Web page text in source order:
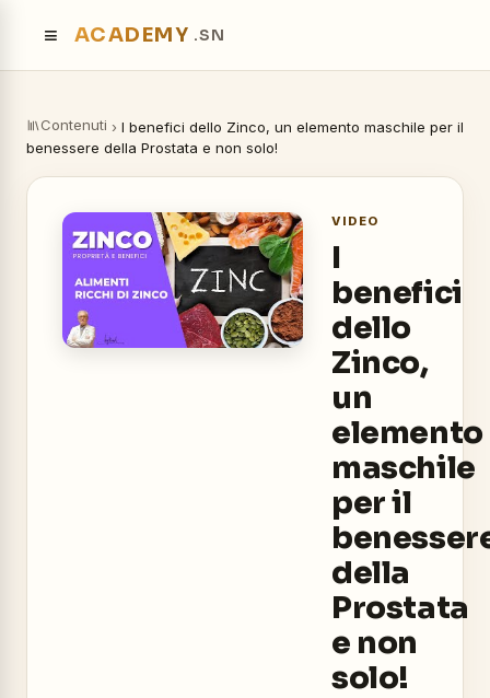
≡ ACADEMY .SN
Contenuti › I benefici dello Zinco, un elemento maschile per il
benessere della Prostata e non solo!
VIDEO
I
benefici
dello
Zinco,
un
elemento
maschile
per il
della
Prostata
e non
solo!